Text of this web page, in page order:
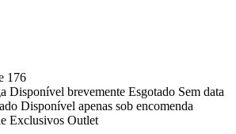
176
Disponível brevemente Esgotado Sem data
Disponível apenas sob encomenda
Exclusivos Outlet